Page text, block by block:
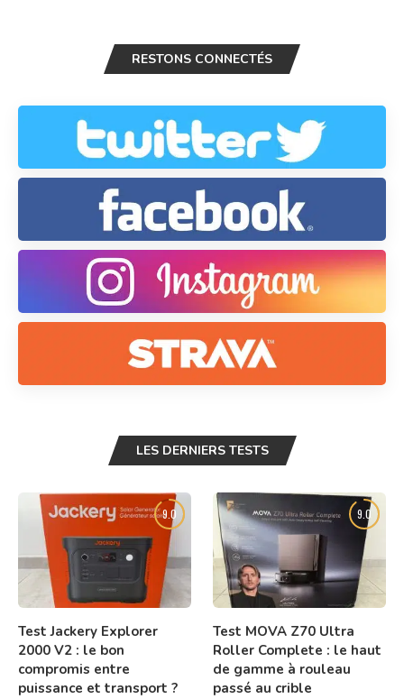
RESTONS CONNECTÉS
LES DERNIERS TESTS
9.0
Test Jackery Explorer
2000 V2 : le bon
compromis entre
puissance et transport ?
9.0
Test MOVA Z70 Ultra
Roller Complete : le haut
de gamme à rouleau
passé au crible